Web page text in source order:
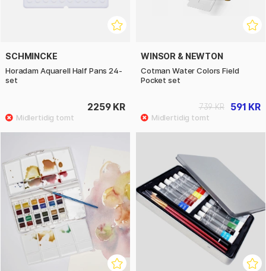
SCHMINCKE
Horadam Aquarell Half Pans 24-
set
2259 KR
WINSOR & NEWTON
Cotman Water Colors Field
Pocket set
591 KR
739 KR